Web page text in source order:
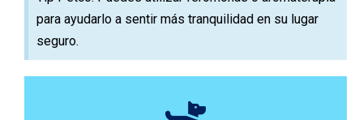
para ayudarlo a sentir más tranquilidad en su lugar
seguro.